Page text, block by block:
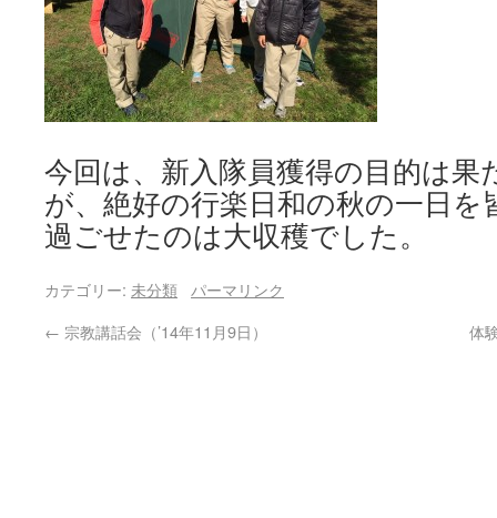
今回は、新入隊員獲得の目的は
が、絶好の行楽日和の秋の一日を
過ごせたのは大収穫でした。
カテゴリー: 未分類
パーマリンク
← 宗教講話会（’14年11月9日） 体